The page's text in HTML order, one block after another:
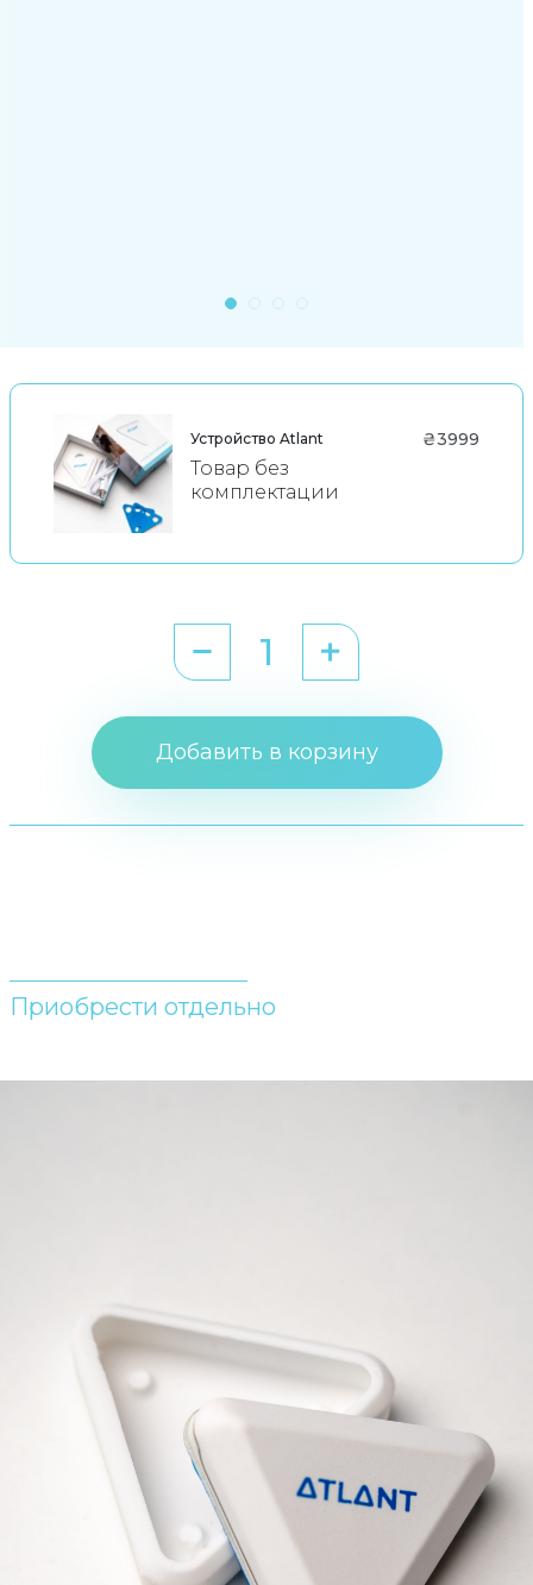
Устройство Atlant
Товар без
комплектации
₴3999
Добавить в корзину
Приобрести отдельно